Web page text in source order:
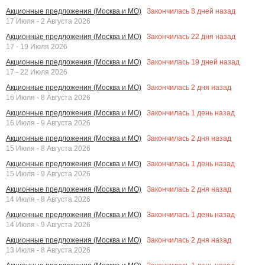
Акционные предложения (Москва и МО) Закончилась 8 дней назад
17 Июля - 2 Августа 2026
Акционные предложения (Москва и МО)
Закончилась 22 дня назад
17 - 19 Июля 2026
Акционные предложения (Москва и МО)
Закончилась 19 дней назад
17 - 22 Июля 2026
Акционные предложения (Москва и МО)
Закончилась 2 дня назад
16 Июля - 8 Августа 2026
Акционные предложения (Москва и МО)
Закончилась 1 день назад
16 Июля - 9 Августа 2026
Акционные предложения (Москва и МО)
Закончилась 2 дня назад
15 Июля - 8 Августа 2026
Акционные предложения (Москва и МО)
Закончилась 1 день назад
15 Июля - 9 Августа 2026
Акционные предложения (Москва и МО)
Закончилась 2 дня назад
14 Июля - 8 Августа 2026
Акционные предложения (Москва и МО)
Закончилась 1 день назад
14 Июля - 9 Августа 2026
Акционные предложения (Москва и МО)
Закончилась 2 дня назад
13 Июля - 8 Августа 2026